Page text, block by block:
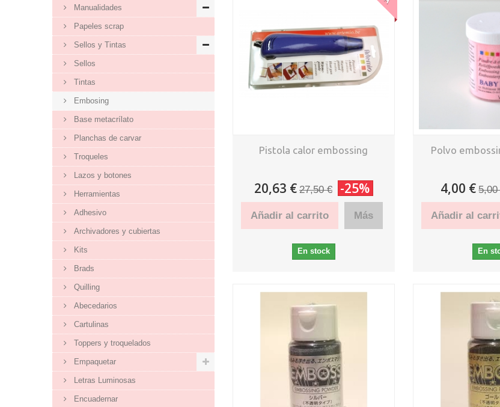
Manualidades
Papeles scrap
Sellos y Tintas
Sellos
Tintas
Embosing
Base metacrílato
Planchas de carvar
Troqueles
Lazos y botones
Herramientas
Adhesivo
Archivadores y cubiertas
Kits
Brads
Quilling
Abecedarios
Cartulinas
Toppers y troquelados
Empaquetar
Letras Luminosas
Encuadernar
Pistola calor embossing
20,63 € 27,50 € -25%
Añadir al carrito Más
En stock
Polvo
4,00 € 5,00
Añadir al
En